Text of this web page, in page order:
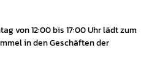
von 12:00 bis 17:00 Uhr lädt zum
in den Geschäften der